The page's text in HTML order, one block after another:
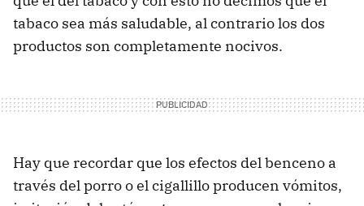
tabaco sea más saludable, al contrario los dos
productos son completamente nocivos.
Hay que recordar que los efectos del benceno a
través del porro o el cigallillo producen vómitos,